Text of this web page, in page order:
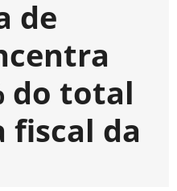
de
do total
fiscal da